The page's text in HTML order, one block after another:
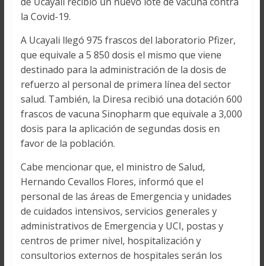
la Covid-19.
A Ucayali llegó 975 frascos del laboratorio Pfizer,
que equivale a 5 850 dosis el mismo que viene
destinado para la administración de la dosis de
refuerzo al personal de primera línea del sector
salud. También, la Diresa recibió una dotación 600
frascos de vacuna Sinopharm que equivale a 3,000
dosis para la aplicación de segundas dosis en
favor de la población.
Cabe mencionar que, el ministro de Salud,
Hernando Cevallos Flores, informó que el
personal de las áreas de Emergencia y unidades
de cuidados intensivos, servicios generales y
administrativos de Emergencia y UCI, postas y
centros de primer nivel, hospitalización y
consultorios externos de hospitales serán los